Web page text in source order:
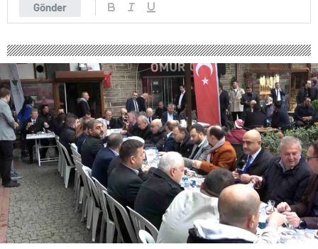
Gönder